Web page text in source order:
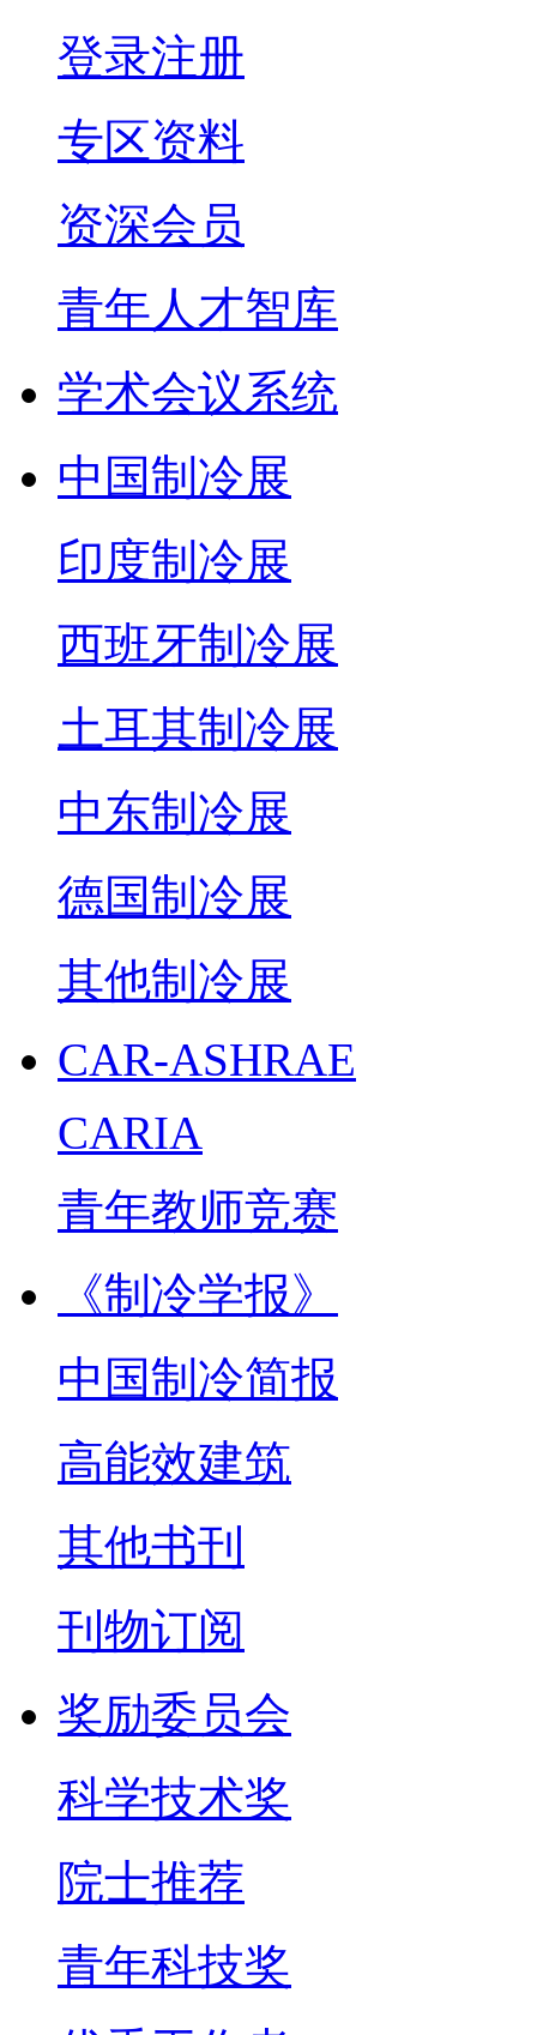
登录注册
专区资料
资深会员
青年人才智库
学术会议系统
中国制冷展
印度制冷展
西班牙制冷展
土耳其制冷展
中东制冷展
德国制冷展
其他制冷展
CAR-ASHRAE
CARIA
青年教师竞赛
《制冷学报》
中国制冷简报
高能效建筑
其他书刊
刊物订阅
奖励委员会
科学技术奖
院士推荐
青年科技奖